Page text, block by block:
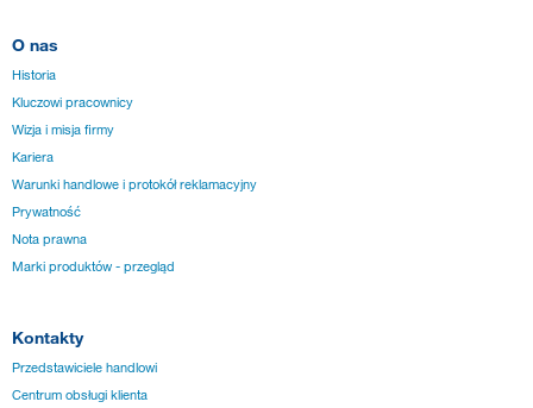
O nas
Historia
Kluczowi pracownicy
Wizja i misja firmy
Kariera
Warunki handlowe i protokół reklamacyjny
Prywatność
Nota prawna
Marki produktów - przegląd
Kontakty
Przedstawiciele handlowi
Centrum obsługi klienta